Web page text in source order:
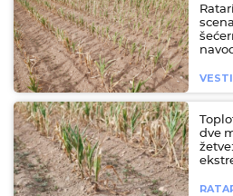
VESTI
dve